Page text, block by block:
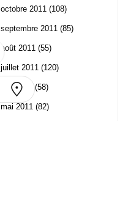
octobre 2011 (108)
septembre 2011 (85)
août 2011 (55)
juillet 2011 (120)
juin 2011 (58)
mai 2011 (82)